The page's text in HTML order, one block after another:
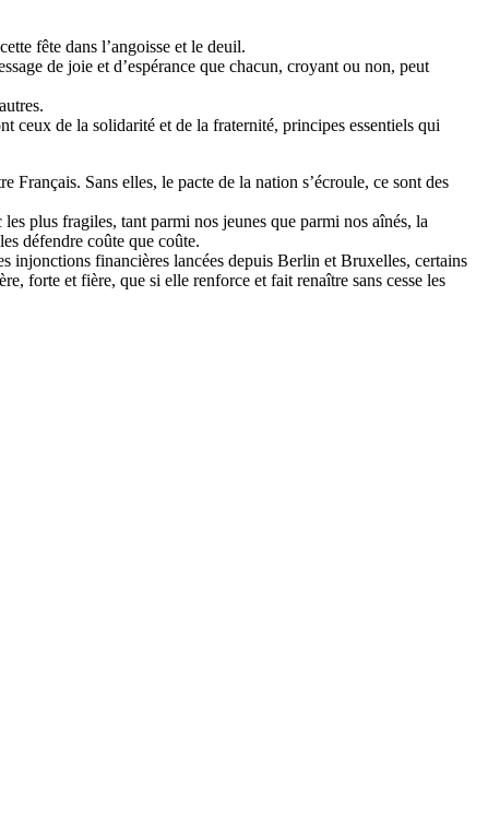
fête dans l’angoisse et le deuil.
de joie et d’espérance que chacun, croyant ou non, peut
ceux de la solidarité et de la fraternité, principes essentiels qui
Sans elles, le pacte de la nation s’écroule, ce sont des
plus fragiles, tant parmi nos jeunes que parmi nos aînés, la
défendre coûte que coûte.
injonctions financières lancées depuis Berlin et Bruxelles, certains
forte et fière, que si elle renforce et fait renaître sans cesse les